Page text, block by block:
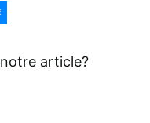
article?